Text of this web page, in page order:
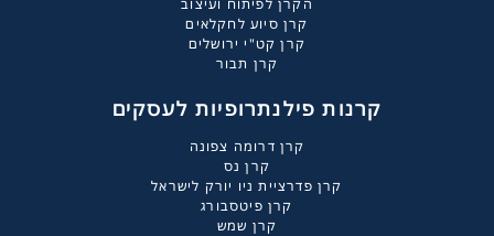
קרן סיוע לחקלאים
קרן קט"י ירושלים
קרן תבור
קרנות פילנתרופיות לעסקים
קרן דרומה צפונה
קרן נס
קרן פדרציית ניו יורק לישראל
קרן פיטסבורג
קרן שמש